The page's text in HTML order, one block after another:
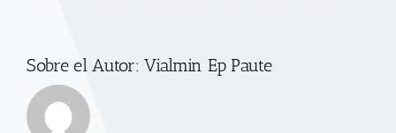
Sobre el Autor:Vialmin Ep Paute